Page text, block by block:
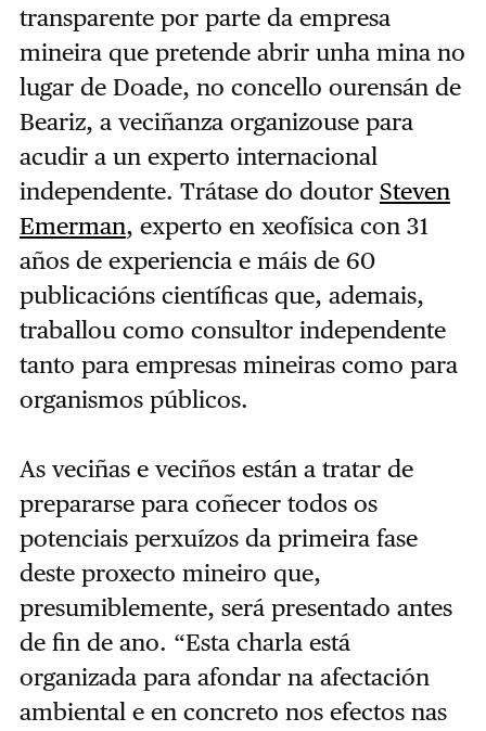
transparente por parte da empresa
mineira que pretende abrir unha mina no
lugar de Doade, no concello ourensán de
Beariz, a veciñanza organizouse para
acudir a un experto internacional
independente. Trátase do doutor Steven
Emerman, experto en xeofísica con 31
años de experiencia e máis de 60
publicacións científicas que, ademais,
traballou como consultor independente
tanto para empresas mineiras como para
organismos públicos.
As veciñas e veciños están a tratar de
prepararse para coñecer todos os
potenciais perxuízos da primeira fase
deste proxecto mineiro que,
presumiblemente, será presentado antes
de fin de ano. “Esta charla está
organizada para afondar na afectación
ambiental e en concreto nos efectos nas